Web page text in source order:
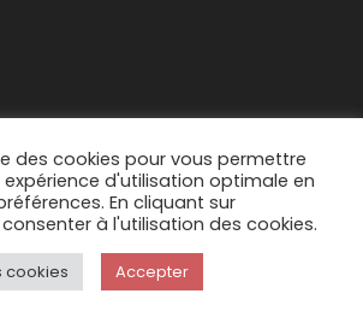
MR Sàrl, Chemin de La
Bossonnens
des cookies pour vous permettre
d'utilisation optimale en
En cliquant sur
à l'utilisation des cookies.
cookies Accepter